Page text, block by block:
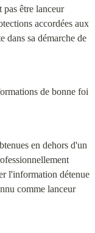
pas être lanceur
accordées aux
dans sa démarche de
de bonne foi
en dehors d'un
l'information détenue
comme lanceur